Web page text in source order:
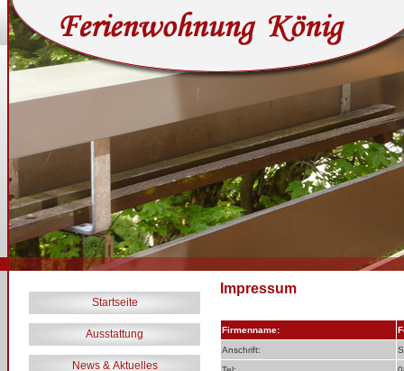
Startseite
Ausstattung
News & Aktuelles
Impressum
Firmenname:
Anschrift: